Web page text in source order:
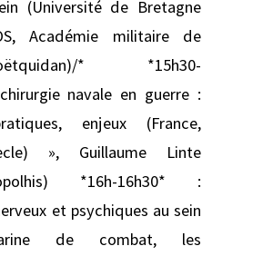
(Université de Bretagne
Académie militaire de
Coëtquidan)/* *15h30-
navale en guerre :
enjeux (France,
», Guillaume Linte
*16h-16h30* :
et psychiques au sein
de combat, les